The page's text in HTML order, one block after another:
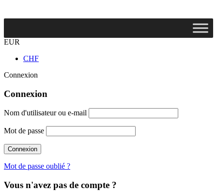
EUR
CHF
Connexion
Connexion
Nom d'utilisateur ou e-mail
Mot de passe
Mot de passe oublié ?
Vous n'avez pas de compte ?